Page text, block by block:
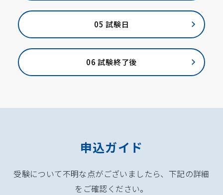
05 試験日
06 試験終了後
申込ガイド
受験について不明な点がございましたら、下記の詳細
をご確認ください。